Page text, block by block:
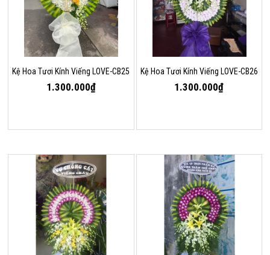
Kệ Hoa Tươi Kính Viếng LOVE-CB25
1.300.000₫
Kệ Hoa Tươi Kính Viếng LOVE-CB26
1.300.000₫